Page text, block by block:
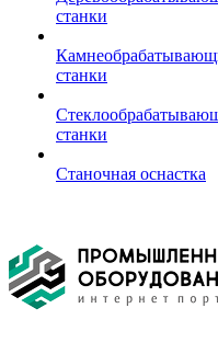
станки
станки
станки
Станочная оснастка